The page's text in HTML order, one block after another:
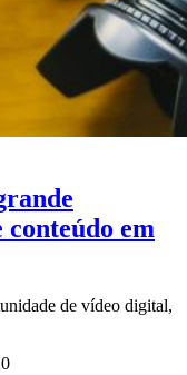
conteúdo em
de vídeo digital,